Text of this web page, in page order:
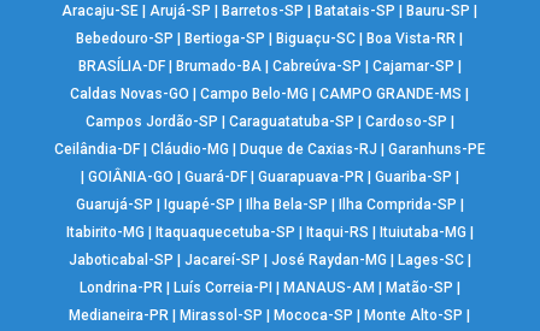
Aracaju-SE |Arujá-SP Barretos-SP Batatais-SP Bauru-SP
Bebedouro-SP
Bertioga-SP Biguaçu-SC Boa Vista-RR
BRASÍLIA-DF| Brumado-BA| Cabreúva-SP Cajamar-SP
Caldas Novas-GO
|Campo Belo-MG |CAMPO GRANDE-MS
Campos Jordão-SP
Caraguatatuba-SP Cardoso-SP
Ceilândia-DF| Cláudio-MG Duque de Caxias-RJ
Garanhuns-PE
GOIÂNIA-GO Guará-DF| Guarapuava-PR| Guariba-SP
Guarujá-SP
Iguapé-SP Ilha Bela-SP Ilha Comprida-SP
Itabirito-MG
Itaquaquecetuba-SP Itaqui-RS Ituiutaba-MG
Jaboticabal-SP
Jacareí-SP José Raydan-MG Lages-SC|
Londrina-PR| Luís Correia-PI MANAUS-AM Matão-SP
Medianeira-PR
Mirassol-SP Mococa-SP Monte Alto-SP